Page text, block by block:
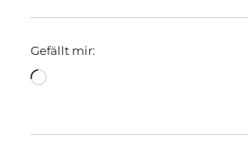
Gefällt mir:
Wird